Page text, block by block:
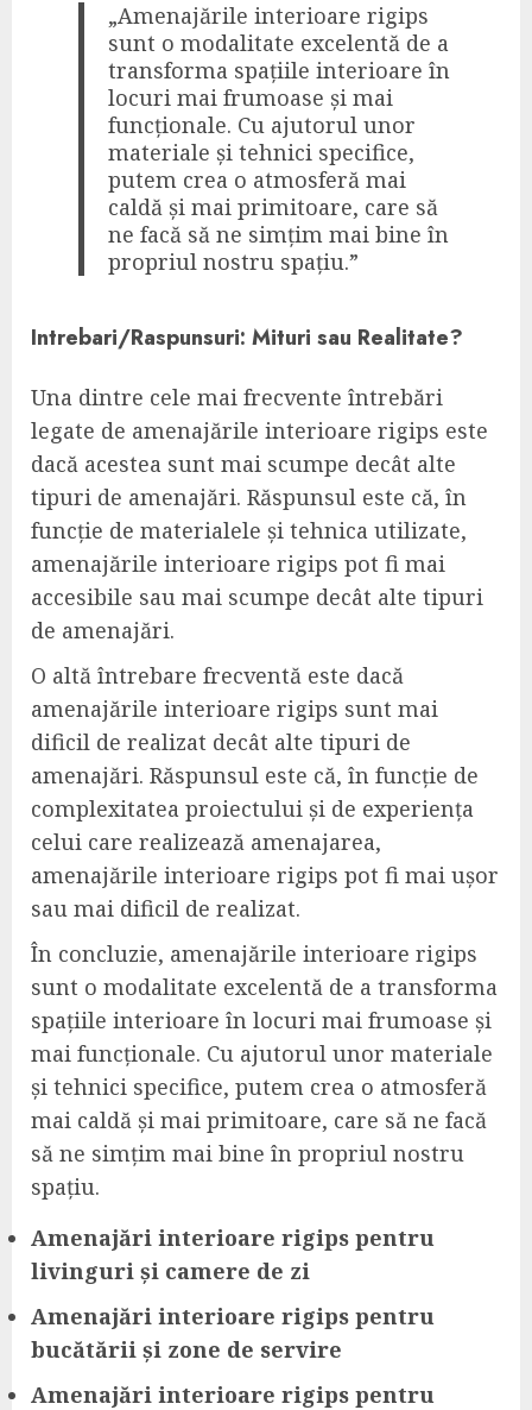
„Amenajările interioare rigips
sunt o modalitate excelentă de a
transforma spațiile interioare în
locuri mai frumoase și mai
funcționale. Cu ajutorul unor
materiale și tehnici specifice,
putem crea o atmosferă mai
caldă și mai primitoare, care să
ne facă să ne simțim mai bine în
propriul nostru spațiu.”
Intrebari/Raspunsuri: Mituri sau Realitate?
Una dintre cele mai frecvente întrebări
legate de amenajările interioare rigips este
dacă acestea sunt mai scumpe decât alte
tipuri de amenajări. Răspunsul este că, în
funcție de materialele și tehnica utilizate,
amenajările interioare rigips pot fi mai
accesibile sau mai scumpe decât alte tipuri
de amenajări.
O altă întrebare frecventă este dacă
amenajările interioare rigips sunt mai
dificil de realizat decât alte tipuri de
amenajări. Răspunsul este că, în funcție de
complexitatea proiectului și de experiența
celui care realizează amenajarea,
amenajările interioare rigips pot fi mai ușor
sau mai dificil de realizat.
În concluzie, amenajările interioare rigips
sunt o modalitate excelentă de a transforma
spațiile interioare în locuri mai frumoase și
mai funcționale. Cu ajutorul unor materiale
și tehnici specifice, putem crea o atmosferă
mai caldă și mai primitoare, care să ne facă
să ne simțim mai bine în propriul nostru
spațiu.
Amenajări interioare rigips pentru
livinguri și camere de zi
Amenajări interioare rigips pentru
bucătării și zone de servire
Amenajări interioare rigips pentru